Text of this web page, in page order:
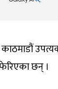
छन् ।